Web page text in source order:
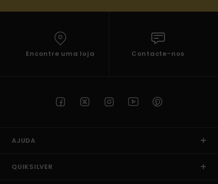
Encontre uma loja Contacte-nos
AJUDA
QUIKSILVER